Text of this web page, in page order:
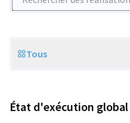
Scope
Tous
État d'exécution global